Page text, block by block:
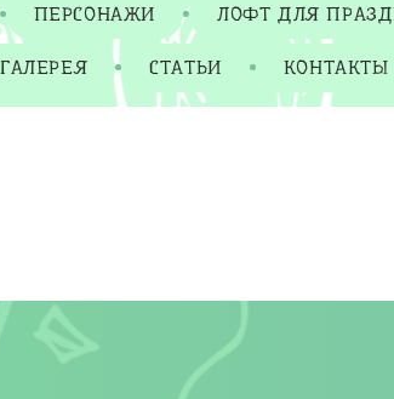
ПЕРСОНАЖИ ЛОФТ ДЛЯ
ГАЛЕРЕЯ СТАТЬИ КОНТАКТЫ